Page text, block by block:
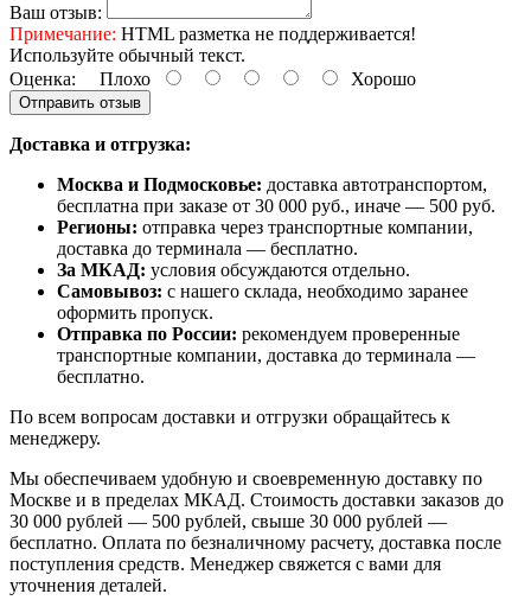
Ваш отзыв:
Примечание: HTML разметка не поддерживается!
Используйте обычный текст.
Оценка: Плохо Хорошо
Отправить отзыв
Доставка и отгрузка:
Москва и Подмосковье: доставка автотранспортом,
бесплатна при заказе от 30 000 руб., иначе — 500 руб.
Регионы: отправка через транспортные компании,
доставка до терминала — бесплатно.
За МКАД: условия обсуждаются отдельно.
Самовывоз: с нашего склада, необходимо заранее
оформить пропуск.
Отправка по России: рекомендуем проверенные
транспортные компании, доставка до терминала —
бесплатно.
По всем вопросам доставки и отгрузки обращайтесь к
менеджеру.
Мы обеспечиваем удобную и своевременную доставку по
Москве и в пределах МКАД. Стоимость доставки заказов до
30 000 рублей — 500 рублей, свыше 30 000 рублей —
бесплатно. Оплата по безналичному расчету, доставка после
поступления средств. Менеджер свяжется с вами для
уточнения деталей.